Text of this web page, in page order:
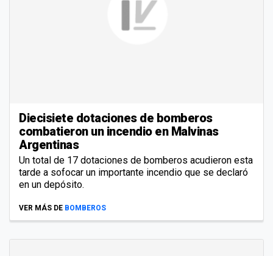
Diecisiete dotaciones de bomberos
combatieron un incendio en Malvinas
Argentinas
Un total de 17 dotaciones de bomberos acudieron esta
tarde a sofocar un importante incendio que se declaró
en un depósito.
VER MÁS DE BOMBEROS